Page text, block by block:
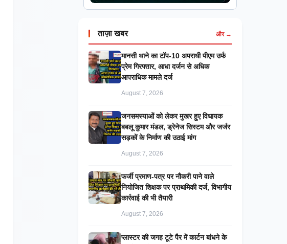
ताज़ा खबर और →
मानसी थाने का टॉप-10 अपराधी पीएम उर्फ
प्रेम गिरफ्तार, आधा दर्जन से अधिक
आपराधिक मामले दर्ज
August 7, 2026
जनसमस्याओं को लेकर मुखर हुए विधायक
बबलू कुमार मंडल, ड्रेनेज सिस्टम और जर्जर
सड़कों के निर्माण की उठाई मांग
August 7, 2026
फर्जी प्रमाण-पत्र पर नौकरी पाने वाले
नियोजित शिक्षक पर प्राथमिकी दर्ज, विभागीय
कार्रवाई की भी तैयारी
August 7, 2026
प्लास्टर की जगह टूटे पैर में कार्टन बांधने के